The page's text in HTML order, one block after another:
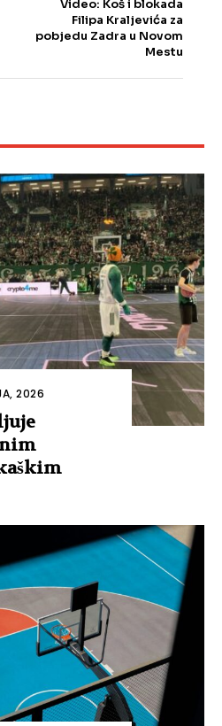
Video: Koš i blokada
Filipa Kraljevića za
pobjedu Zadra u Novom
Mestu
2026